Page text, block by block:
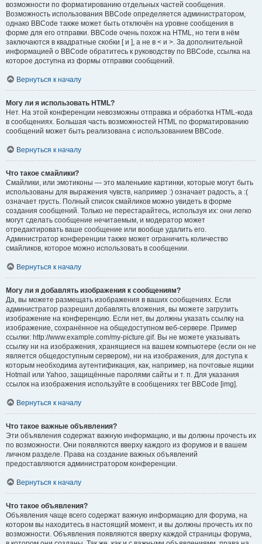
возможности по форматированию отдельных частей сообщения.
Возможность использования BBCode определяется администратором,
однако BBCode также может быть отключён на уровне сообщения в
форме для его отправки. BBCode очень похож на HTML, но теги в нём
заключаются в квадратные скобки [ и ], а не в < и >. За дополнительной
информацией о BBCode обратитесь к руководству по BBCode, ссылка на
которое доступна из формы отправки сообщений.
Вернуться к началу
Могу ли я использовать HTML?
Нет. На этой конференции невозможны отправка и обработка HTML-кода
в сообщениях. Большая часть возможностей HTML по форматированию
сообщений может быть реализована с использованием BBCode.
Вернуться к началу
Что такое смайлики?
Смайлики, или эмотиконы — это маленькие картинки, которые могут быть
использованы для выражения чувств, например :) означает радость, а :(
означает грусть. Полный список смайликов можно увидеть в форме
создания сообщений. Только не перестарайтесь, используя их: они легко
могут сделать сообщение нечитаемым, и модератор может
отредактировать ваше сообщение или вообще удалить его.
Администратор конференции также может ограничить количество
смайликов, которое можно использовать в сообщении.
Вернуться к началу
Могу ли я добавлять изображения к сообщениям?
Да, вы можете размещать изображения в ваших сообщениях. Если
администратор разрешил добавлять вложения, вы можете загрузить
изображение на конференцию. Если нет, вы должны указать ссылку на
изображение, сохранённое на общедоступном веб-сервере. Пример
ссылки: http://www.example.com/my-picture.gif. Вы не можете указывать
ссылку ни на изображения, хранящиеся на вашем компьютере (если он не
является общедоступным сервером), ни на изображения, для доступа к
которым необходима аутентификация, как, например, на почтовые ящики
Hotmail или Yahoo, защищённые паролями сайты и т. п. Для указания
ссылок на изображения используйте в сообщениях тег BBCode [img].
Вернуться к началу
Что такое важные объявления?
Эти объявления содержат важную информацию, и вы должны прочесть их
по возможности. Они появляются вверху каждого из форумов и в вашем
личном разделе. Права на создание важных объявлений
предоставляются администратором конференции.
Вернуться к началу
Что такое объявления?
Объявления чаще всего содержат важную информацию для форума, на
котором вы находитесь в настоящий момент, и вы должны прочесть их по
возможности. Объявления появляются вверху каждой страницы форума,